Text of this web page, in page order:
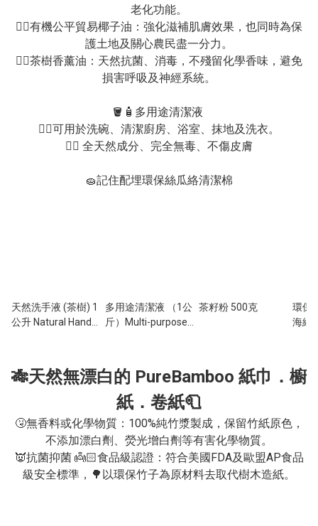
老化功能。
👉🏻有機公平貿易椰子油：強化滋補肌膚效果，也同時為保
護土地及關心農民盡一分力。
👉🏻茶樹香薰油：天然抗菌、消毒，不殘留化學香味，避免
損害呼吸及神經系統。
🪣🧴‎多用途清潔液
👉🏻可用於洗碗、清潔廚房、浴室、抹地及洗衣。
👉🏻 全天然成分、完全無毒、不傷皮膚
🧽記住配埋環保絲瓜絡清潔棉
天然洗手液 (茶樹) 1
公升 Natural Hand
多用途清潔液 （1公
斤）Multi-purpose
茶籽粉 500克
環保
海綿 Compostable
🎋天然無漂白的 PureBamboo 紙巾．櫥
紙．卷紙🧻
🤧無香料或化學物質：100%純竹漿製成，保留竹紙原色，
不添加漂白劑、熒光增白劑等有害化學物質。
👿抗菌抑菌 👼🏻食品級認證：符合美國FDA及歐盟AP食品
級安全標準，🌳以環保竹子為原材料去取代樹木造紙。